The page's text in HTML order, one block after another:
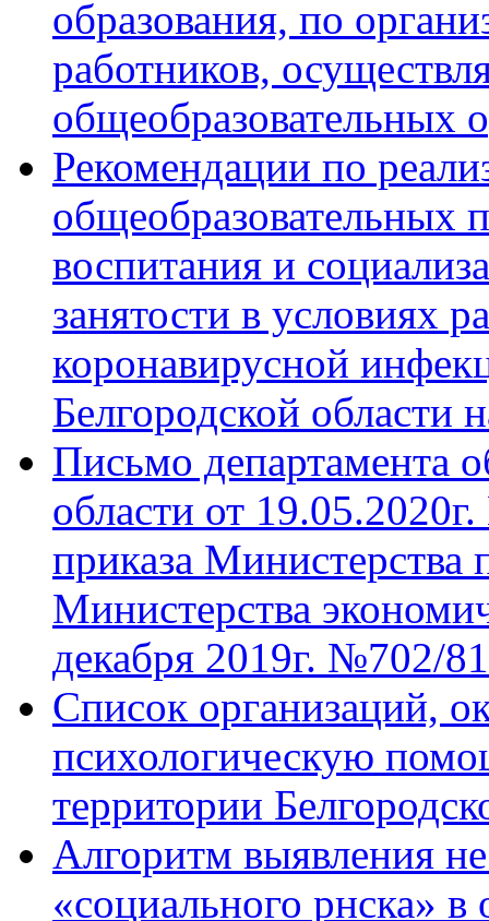
образования, по
работников,
общеобразовательных
Рекомендации по
общеобразовательных
воспитания и
занятости в условиях
коронавирусной
Белгородской области
Письмо департамента
области от
приказа
Министерства
декабря 2019г. №702/
Список организаций,
психологическую
территории
Алгоритм выявления
«социального рнска» в